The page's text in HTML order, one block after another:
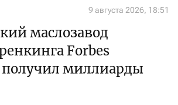
9 августа 2026, 18:51
маслозавод
Forbes
получил миллиарды